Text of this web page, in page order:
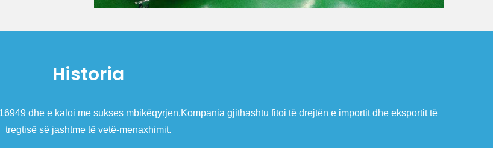
Historia
Në vitin 2005, Hetai u kualifikua me Certifikatën e Ekzaminimit të Llojit të BE-së dhe mori katër Patenta Shpikjeje,